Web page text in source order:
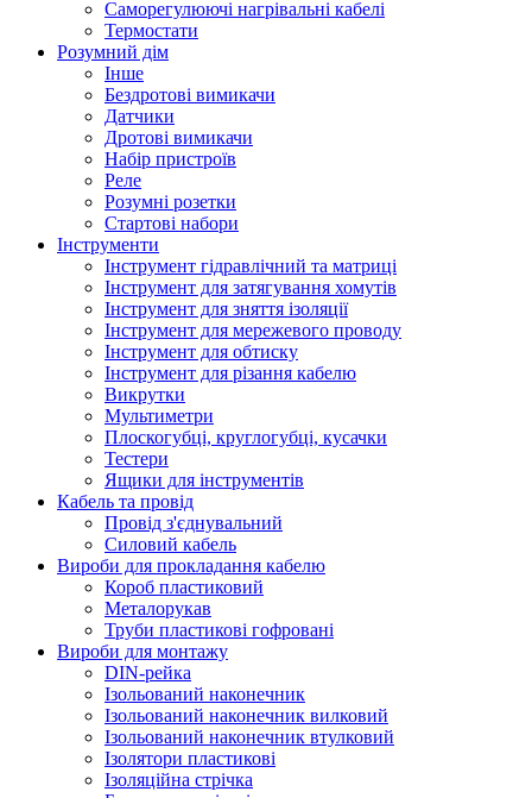
Саморегулюючі нагрівальні кабелі
Термостати
Розумний дім
Інше
Бездротові вимикачи
Датчики
Дротові вимикачи
Набір пристроїв
Реле
Розумні розетки
Стартові набори
Інструменти
Інструмент гідравлічний та матриці
Інструмент для затягування хомутів
Інструмент для зняття ізоляції
Інструмент для мережевого проводу
Інструмент для обтиску
Інструмент для різання кабелю
Викрутки
Мультиметри
Плоскогубці, круглогубці, кусачки
Тестери
Ящики для інструментів
Кабель та провід
Провід з'єднувальний
Силовий кабель
Вироби для прокладання кабелю
Короб пластиковий
Металорукав
Труби пластикові гофровані
Вироби для монтажу
DIN-рейка
Ізольований наконечник
Ізольований наконечник вилковий
Ізольований наконечник втулковий
Ізолятори пластикові
Ізоляційна стрічка